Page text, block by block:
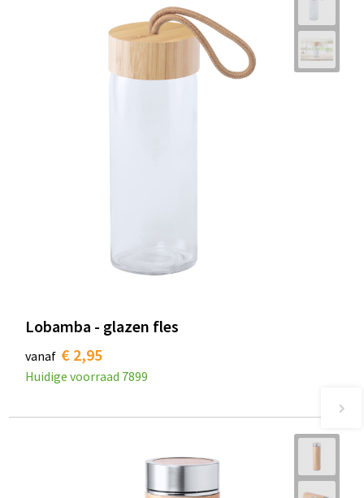
Lobamba - glazen fles
vanaf € 2,95
Huidige voorraad 7899